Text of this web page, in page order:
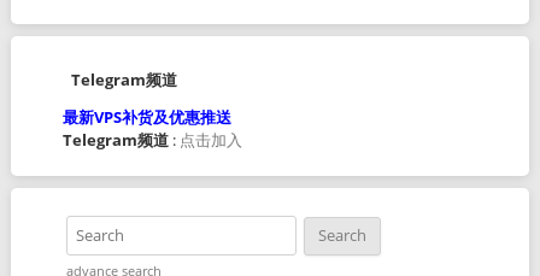
Telegram频道
最新VPS补货及优惠推送
Telegram频道: 点击加入
advance search